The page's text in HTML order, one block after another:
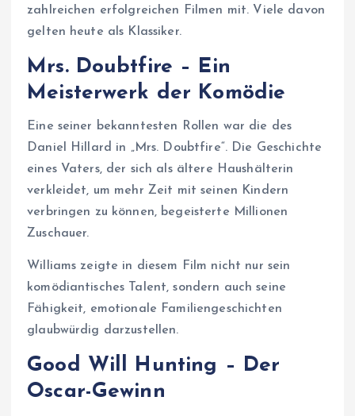
zahlreichen erfolgreichen Filmen mit. Viele davon
gelten heute als Klassiker.
Mrs. Doubtfire – Ein
Meisterwerk der Komödie
Eine seiner bekanntesten Rollen war die des
Daniel Hillard in „Mrs. Doubtfire“. Die Geschichte
eines Vaters, der sich als ältere Haushälterin
verkleidet, um mehr Zeit mit seinen Kindern
verbringen zu können, begeisterte Millionen
Zuschauer.
Williams zeigte in diesem Film nicht nur sein
komödiantisches Talent, sondern auch seine
Fähigkeit, emotionale Familiengeschichten
glaubwürdig darzustellen.
Good Will Hunting – Der
Oscar-Gewinn